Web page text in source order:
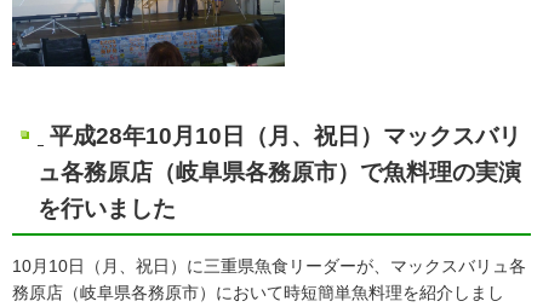
平成28年10月10日（月、祝日）マックスバリ
ュ各務原店（岐阜県各務原市）で魚料理の実演
を行いました
10月10日（月、祝日）に三重県魚食リーダーが、マックスバリュ各
務原店（岐阜県各務原市）において時短簡単魚料理を紹介しまし